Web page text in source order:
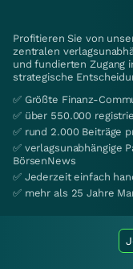
Profitieren Sie von
zentralen
und fundierten Zugang
strategische
✅ Größte Finanz-
✅ über 550.000
✅ rund 2.000 Beiträge
✅ verlagsunabhängige
BörsenNews
✅ Jederzeit einfach
✅ mehr als 25 Jahre